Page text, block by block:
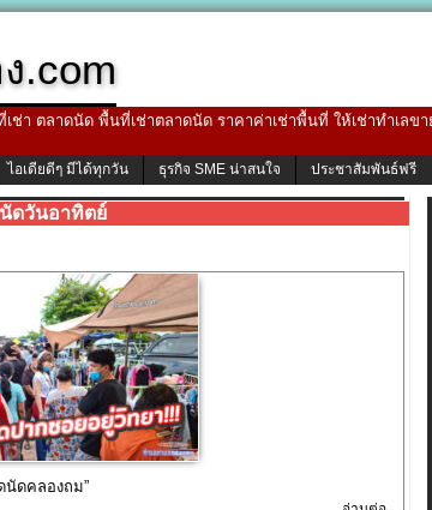
.com
า ตลาดนัด พื้นที่เช่าตลาดนัด ราคาค่าเช่าพื้นที่ ให้เช่าทำเล
ไอเดียดีๆ มีได้ทุกวัน ธุรกิจ SME น่าสนใจ ประชาสัมพันธ์ฟรี
ดวันอาทิตย์
นัดคลองถม”